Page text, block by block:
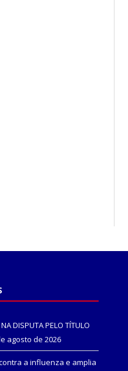
DISPUTA PELO TÍTULO
agosto de 2026
a influenza e amplia